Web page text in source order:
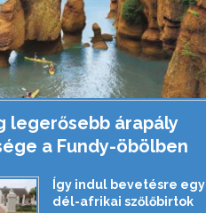
legerősebb árapály
a Fundy-öbölben
Így indul bevetésre egy
dél-afrikai szőlőbirtok